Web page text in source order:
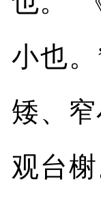
小也
矮、
观台